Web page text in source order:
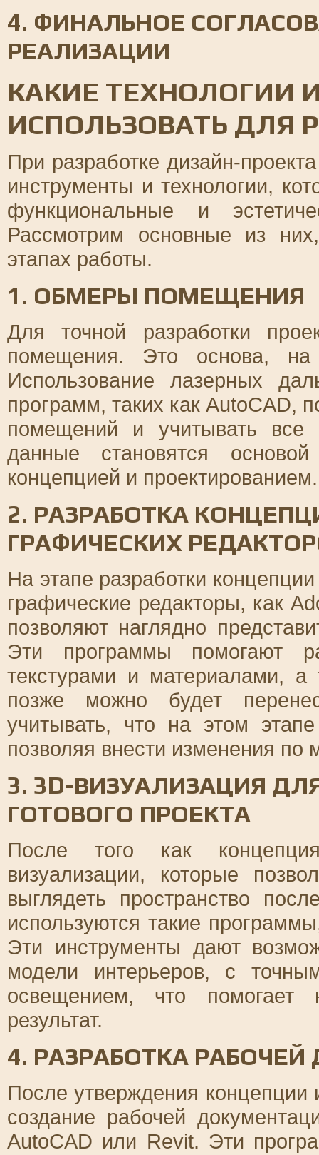
4. ФИНАЛЬНОЕ
РЕАЛИЗАЦИИ
КАКИЕ ТЕХНОЛОГИИ
ИСПОЛЬЗОВАТЬ ДЛЯ
При разработке дизайн-
инструменты и технологии,
функциональные и
Рассмотрим основные из
этапах работы.
1. ОБМЕРЫ ПОМЕЩЕНИЯ
Для точной разработки
помещения. Это основа, на
Использование лазерных
программ, таких как AutoCAD,
помещений и учитывать все
данные становятся
концепцией и проектированием.
2. РАЗРАБОТКА
ГРАФИЧЕСКИХ
На этапе разработки
графические редакторы, как
позволяют наглядно
Эти программы помогают
текстурами и материалами, а
позже можно будет
учитывать, что на этом
позволяя внести изменения
3. 3D-ВИЗУАЛИЗАЦИЯ
ГОТОВОГО ПРОЕКТА
После того как
визуализации, которые
выглядеть пространство
используются такие
Эти инструменты дают
модели интерьеров, с
освещением, что помогает
результат.
4. РАЗРАБОТКА
После утверждения
создание рабочей
AutoCAD или Revit. Эти